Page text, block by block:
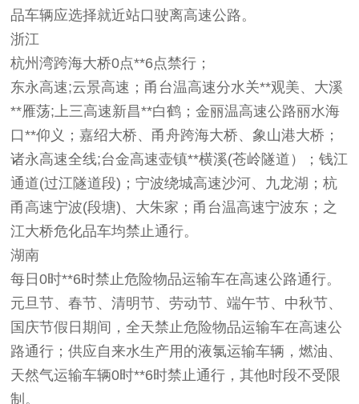
品车辆应选择就近站口驶离高速公路。
浙江
杭州湾跨海大桥0点**6点禁行；
东永高速;云景高速；甬台温高速分水关**观美、大溪
**雁荡;上三高速新昌**白鹤；金丽温高速公路丽水海
口**仰义；嘉绍大桥、甬舟跨海大桥、象山港大桥；
诸永高速全线;台金高速壶镇**横溪(苍岭隧道）；钱江
通道(过江隧道段)；宁波绕城高速沙河、九龙湖；杭
甬高速宁波(段塘)、大朱家；甬台温高速宁波东；之
江大桥危化品车均禁止通行。
湖南
每日0时**6时禁止危险物品运输车在高速公路通行。
元旦节、春节、清明节、劳动节、端午节、中秋节、
国庆节假日期间，全天禁止危险物品运输车在高速公
路通行；供应自来水生产用的液氯运输车辆，燃油、
天然气运输车辆0时**6时禁止通行，其他时段不受限
制。